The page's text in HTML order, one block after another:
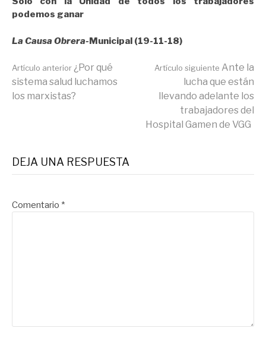
podemos ganar
La Causa Obrera-Municipal (19-11-18)
Seguir
Artículo anterior¿Por qué
sistema salud luchamos
los marxistas?
Artículo siguiente Ante la
lucha que están
llevando adelante los
trabajadores del
Hospital Gamen de VGG
DEJA UNA RESPUESTA
Comentario *